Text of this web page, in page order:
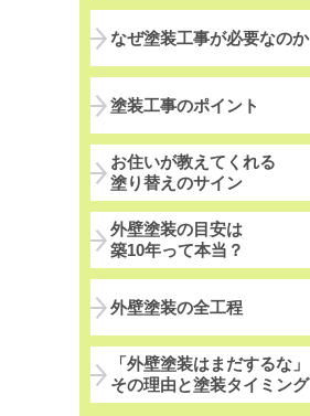
なぜ塗装工事が必要なのか
塗装工事のポイント
お住いが教えてくれる
塗り替えのサイン
外壁塗装の目安は
築10年って本当？
外壁塗装の全工程
「外壁塗装はまだするな」
その理由と塗装タイミング